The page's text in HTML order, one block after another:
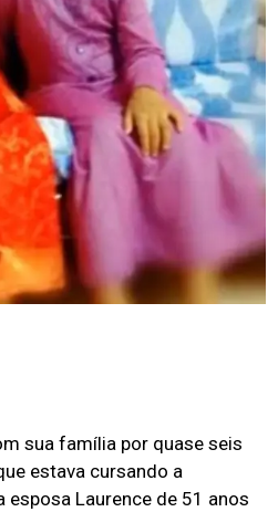
sua família por quase seis
estava cursando a
Laurence de 51 anos